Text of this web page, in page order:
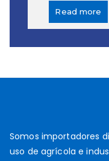
Read more
Somos importadores
uso de agrícola e